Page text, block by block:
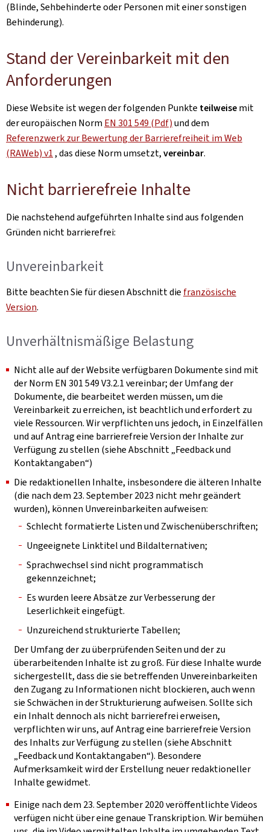
(Blinde, Sehbehinderte oder Personen mit einer sonstigen
Behinderung).
Stand der Vereinbarkeit mit den
Anforderungen
Diese Website ist wegen der folgenden Punkte teilweisemit
der europäischen Norm EN 301 549 (Pdf)und dem
Referenzwerk zur Bewertung der Barrierefreiheit im Web
(RAWeb) v1, das diese Norm umsetzt,vereinbar.
Nicht barrierefreie Inhalte
Die nachstehend aufgeführten Inhalte sind aus folgenden
Gründen nicht barrierefrei:
Unvereinbarkeit
Bitte beachten Sie für diesen Abschnitt die französische
Version.
Unverhältnismäßige Belastung
Nicht alle auf der Website verfügbaren Dokumente sind mit
der Norm EN 301 549 V3.2.1 vereinbar; der Umfang der
Dokumente, die bearbeitet werden müssen, um die
Vereinbarkeit zu erreichen, ist beachtlich und erfordert zu
viele Ressourcen. Wir verpflichten uns jedoch, in Einzelfällen
und auf Antrag eine barrierefreie Version der Inhalte zur
Verfügung zu stellen (siehe Abschnitt „Feedback und
Kontaktangaben“)
Die redaktionellen Inhalte, insbesondere die älteren Inhalte
(die nach dem 23. September 2023 nicht mehr geändert
wurden), können Unvereinbarkeiten aufweisen:
Schlecht formatierte Listen und Zwischenüberschriften;
Ungeeignete Linktitel und Bildalternativen;
Sprachwechsel sind nicht programmatisch
gekennzeichnet;
Es wurden leere Absätze zur Verbesserung der
Leserlichkeit eingefügt.
Unzureichend strukturierte Tabellen;
Der Umfang der zu überprüfenden Seiten und der zu
überarbeitenden Inhalte ist zu groß. Für diese Inhalte wurde
sichergestellt, dass die sie betreffenden Unvereinbarkeiten
den Zugang zu Informationen nicht blockieren, auch wenn
sie Schwächen in der Strukturierung aufweisen. Sollte sich
ein Inhalt dennoch als nicht barrierefrei erweisen,
verpflichten wir uns, auf Antrag eine barrierefreie Version
des Inhalts zur Verfügung zu stellen (siehe Abschnitt
„Feedback und Kontaktangaben“). Besondere
Aufmerksamkeit wird der Erstellung neuer redaktioneller
Inhalte gewidmet.
Einige nach dem 23. September 2020 veröffentlichte Videos
verfügen nicht über eine genaue Transkription. Wir bemühen